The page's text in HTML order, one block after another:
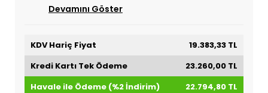
Devamını Göster
KDV Hariç Fiyat
19.383,33 TL
Kredi Kartı Tek Ödeme
23.260,00 TL
Havale ile Ödeme (%2 İndirim)
22.794,80 TL